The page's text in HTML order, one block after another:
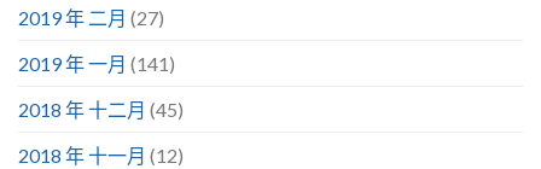
2019 年 二月 (27)
2019 年 一月 (141)
2018 年 十二月 (45)
2018 年 十一月 (12)